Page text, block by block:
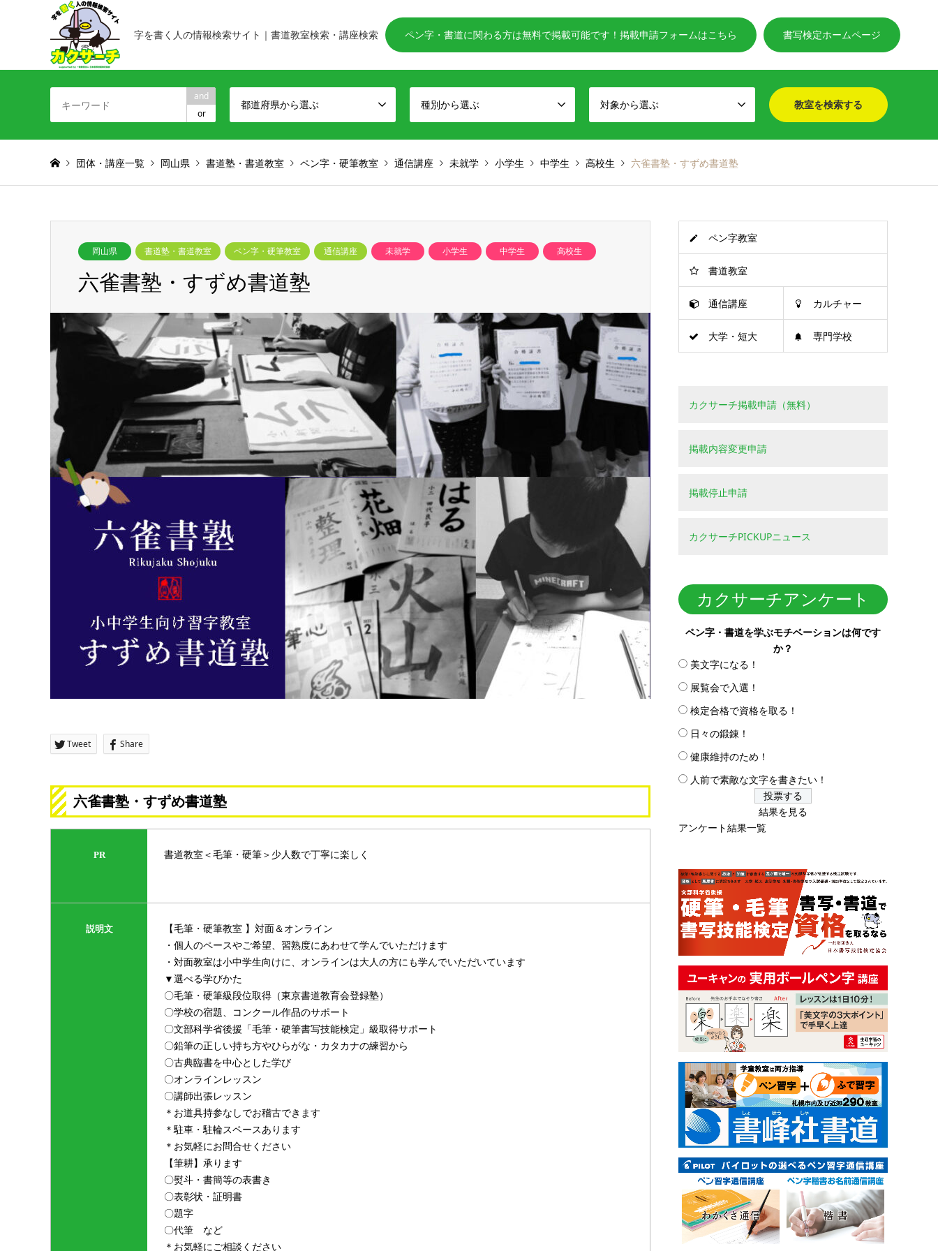
字を書く人の情報検索サイト｜書道教室検索・講座検索 ペン字・書道に関わる方は無料で掲載可能です！掲載申請フォームはこちら 書写検定ホームページ
and
or
都道府県から選ぶ 種別から選ぶ 対象から選ぶ
団体・講座一覧 岡山県 書道塾・書道教室 ペン字・硬筆教室 通信講座 未就学 小学生 中学生 高校生 六雀書塾・すずめ書道塾
岡山県 書道塾・書道教室 ペン字・硬筆教室 通信講座 未就学 小学生 中学生 高校生
六雀書塾・すずめ書道塾
Tweet Share
六雀書塾・すずめ書道塾
PR 書道教室＜毛筆・硬筆＞少人数で丁寧に楽しく
説明文
【毛筆・硬筆教室 】対面＆オンライン
・個人のペースやご希望、習熟度にあわせて学んでいただけます
・対面教室は小中学生向けに、オンラインは大人の方にも学んでいただいています
▼選べる学びかた
〇毛筆・硬筆級段位取得（東京書道教育会登録塾）
〇学校の宿題、コンクール作品のサポート
〇文部科学省後援「毛筆・硬筆書写技能検定」級取得サポート
〇鉛筆の正しい持ち方やひらがな・カタカナの練習から
〇古典臨書を中心とした学び
〇オンラインレッスン
〇講師出張レッスン
＊お道具持参なしでお稽古できます
＊駐車・駐輪スペースあります
＊お気軽にお問合せください
【筆耕】承ります
〇熨斗・書簡等の表書き
〇表彰状・証明書
〇題字
〇代筆 など
＊お気軽にご相談ください
ペン字教室
書道教室
通信講座 カルチャー
大学・短大 専門学校
カクサーチ掲載申請（無料）
掲載内容変更申請
掲載停止申請
カクサーチPICKUPニュース
カクサーチアンケート
ペン字・書道を学ぶモチベーションは何です
か？
美文字になる！
展覧会で入選！
検定合格で資格を取る！
日々の鍛錬！
健康維持のため！
人前で素敵な文字を書きたい！
結果を見る
アンケート結果一覧